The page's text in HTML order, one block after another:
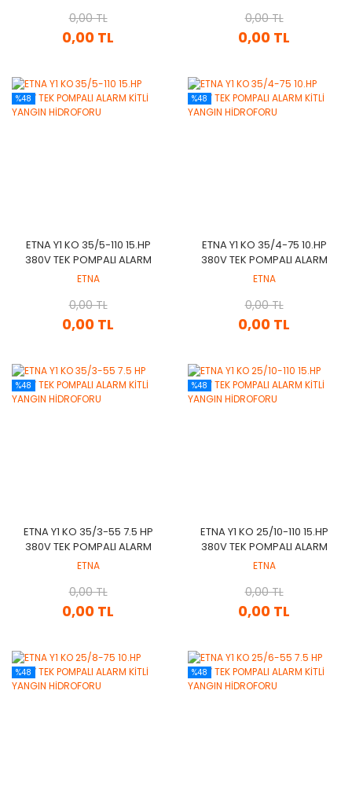
0,00 TL
0,00 TL
0,00 TL
0,00 TL
%48
ETNA Y1 KO 35/5-110 15.HP
380V TEK POMPALI ALARM
KİTLİ YANGIN HİDROFORU
ETNA
0,00 TL
0,00 TL
%48
ETNA Y1 KO 35/4-75 10.HP
380V TEK POMPALI ALARM
KİTLİ YANGIN HİDROFORU
ETNA
0,00 TL
0,00 TL
%48
ETNA Y1 KO 35/3-55 7.5 HP
380V TEK POMPALI ALARM
KİTLİ YANGIN HİDROFORU
ETNA
0,00 TL
0,00 TL
%48
ETNA Y1 KO 25/10-110 15.HP
380V TEK POMPALI ALARM
KİTLİ YANGIN HİDROFORU
ETNA
0,00 TL
0,00 TL
%48 %48